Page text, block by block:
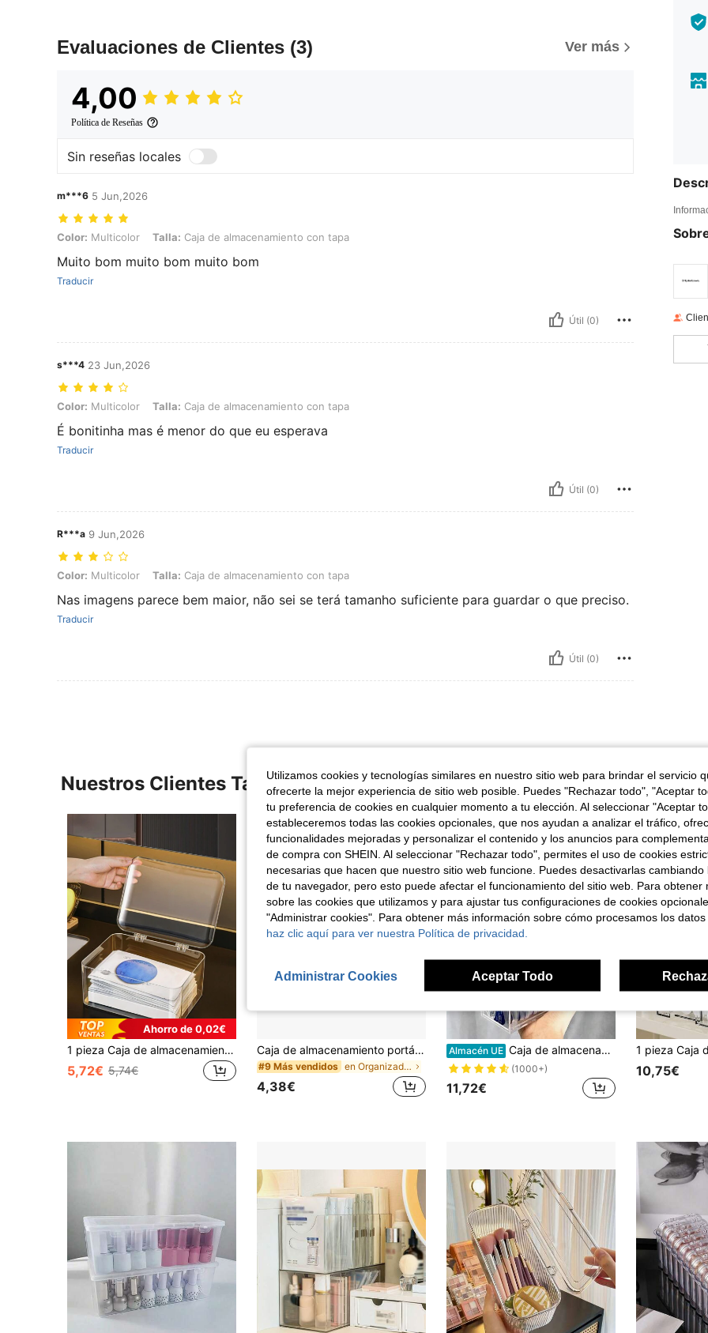
Evaluaciones de Clientes (3) Ver más
4,00
Política de Reseñas
Sin reseñas locales
m***6 5 Jun,2026
Color: Multicolor, Talla: Caja de almacenamiento con tapa
Color: Multicolor Talla: Caja de almacenamiento con tapa
Muito bom muito bom muito bom
Traducir
Útil (0)
s***4 23 Jun,2026
Color: Multicolor, Talla: Caja de almacenamiento con tapa
Color: Multicolor Talla: Caja de almacenamiento con tapa
É bonitinha mas é menor do que eu esperava
Traducir
Útil (0)
R***a 9 Jun,2026
Color: Multicolor, Talla: Caja de almacenamiento con tapa
Color: Multicolor Talla: Caja de almacenamiento con tapa
Nas imagens parece bem maior, não sei se terá tamanho suficiente para guardar o que preciso.
Traducir
Útil (0)
Nuestros Clientes También Vieron
Ahorro de 0,02€
1 pieza Caja de almacenamiento de cosméticos, Caja de almacenamiento de mascarillas para refrigerador, a prueba de polvo y agua con tapa, organizador de productos de cuidado de la piel, organizador de perfumes, apto para almacenamiento en refrigerador, almacenamiento de accesorios, organizador de herramientas de cocina, estantería para ordenar artículos de papelería, para vacaciones en la playa, colección de baño, colección de dormitorio, gran capacidad
5,72€ 5,74€
Caja de almacenamiento portátil y transparente para extensiones de pestañas (con tapa) - Ideal para técnicos de pestañas, una excelente opción para el almacenamiento de productos de belleza y cosméticos
#9 Más vendidos en Organizador de uñas y pestañas
4,38€
Almacén UE Caja de almacenamiento de escritorio transparente de acrílico sobre la mesa, caja de bolígrafos japonesa, caja de cajón rectangular para almacenamiento de cosméticos y papelería, artículos del hogar, baño, Día del Maestro, Copa del Mundo
(1000+)
11,72€
10,75€
Utilizamos cookies y tecnologías similares en nuestro sitio web para brindar el servicio
ofrecerte la mejor experiencia de sitio web posible. Puedes "Rechazar todo", "Aceptar
tu preferencia de cookies en cualquier momento a tu elección. Al seleccionar "Aceptar
estableceremos todas las cookies opcionales, que nos ayudan a analizar el tráfico,
funcionalidades mejoradas y personalizar el contenido y los anuncios para
de compra con SHEIN. Al seleccionar "Rechazar todo", permites el uso de cookies
necesarias que hacen que nuestro sitio web funcione. Puedes desactivarlas cambiando
de tu navegador, pero esto puede afectar el funcionamiento del sitio web. Para obtener
sobre las cookies que utilizamos y para ajustar tus configuraciones de cookies
"Administrar cookies". Para obtener más información sobre cómo procesamos los datos
haz clic aquí para ver nuestra Política de privacidad.
Administrar Cookies Aceptar Todo